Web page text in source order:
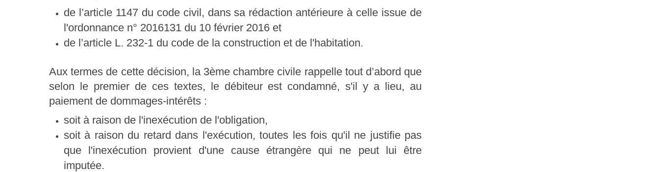
de l’article 1147 du code civil, dans sa rédaction antérieure à celle issue de
l'ordonnance n° 2016131 du 10 février 2016 et
de l’article L. 232-1 du code de la construction et de l'habitation.
Aux termes de cette décision, la 3ème chambre civile rappelle tout d’abord que
selon le premier de ces textes, le débiteur est condamné, s'il y a lieu, au
paiement de dommages-intérêts :
soit à raison de l'inexécution de l'obligation,
soit à raison du retard dans l'exécution, toutes les fois qu'il ne justifie pas
que l'inexécution provient d'une cause étrangère qui ne peut lui être
imputée.